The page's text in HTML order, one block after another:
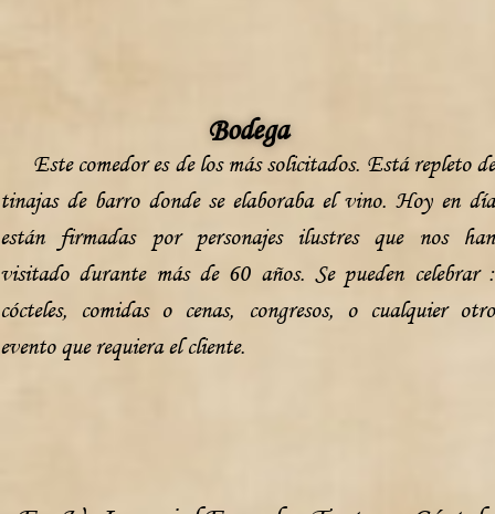
Bodega
Este comedor es de los más solicitados. Está repleto de
tinajas de barro donde se elaboraba el vino. Hoy en día
están firmadas por personajes ilustres que nos han
visitado durante más de 60 años. Se pueden celebrar :
cócteles, comidas o cenas, congresos, o cualquier otro
evento que requiera el cliente.